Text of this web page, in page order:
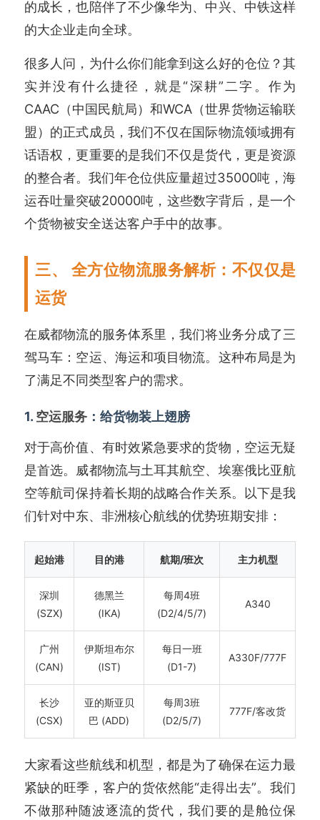
的成长，也陪伴了不少像华为、中兴、中铁这样
的大企业走向全球。
很多人问，为什么你们能拿到这么好的仓位？其
实并没有什么捷径，就是“深耕”二字。作为
CAAC（中国民航局）和WCA（世界货物运输联
盟）的正式成员，我们不仅在国际物流领域拥有
话语权，更重要的是我们不仅是货代，更是资源
的整合者。我们年仓位供应量超过35000吨，海
运吞吐量突破20000吨，这些数字背后，是一个
个货物被安全送达客户手中的故事。
三、 全方位物流服务解析：不仅仅是
运货
在威都物流的服务体系里，我们将业务分成了三
驾马车：空运、海运和项目物流。这种布局是为
了满足不同类型客户的需求。
1. 空运服务 ：给货物装上翅膀
对于高价值、有时效紧急要求的货物，空运无疑
是首选。威都物流与土耳其航空、埃塞俄比亚航
空等航司保持着长期的战略合作关系。以下是我
们针对中东、非洲核心航线的优势班期安排：
起始港 目的港 航期/班次 主力机型
深圳
(SZX)
德黑兰
(IKA)
每周4班
(D2/4/5/7)
A340
广州
(CAN)
伊斯坦布尔
(IST)
每日一班
(D1-7)
A330F/777F
长沙
(CSX)
亚的斯亚贝
巴 (ADD)
每周3班
(D2/5/7)
777F/客改货
大家看这些航线和机型，都是为了确保在运力最
紧缺的旺季，客户的货依然能“走得出去”。我们
不做那种随波逐流的货代，我们要的是舱位保